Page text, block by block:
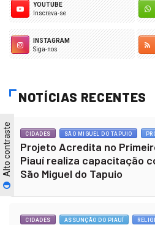
Alto contraste
YOUTUBE
Inscreva-se
INSTAGRAM
Siga-nos
NOTÍCIAS RECENTES
CIDADES SÃO MIGUEL DO TAPUIO
Projeto Acredita no
Piauí realiza capacitação
São Miguel do Tapuio
CIDADES ASSUNÇÃO DO PIAUÍ